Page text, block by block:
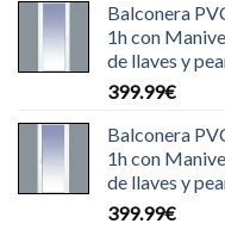
Balconera
1h con
de llaves y
399.99€
Balconera
1h con
de llaves y
399.99€